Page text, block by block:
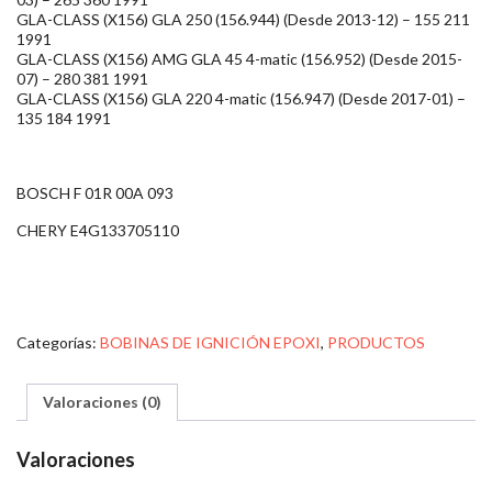
GLA-CLASS (X156) GLA 250 (156.944) (Desde 2013-12) – 155 211
1991
GLA-CLASS (X156) AMG GLA 45 4-matic (156.952) (Desde 2015-
07) – 280 381 1991
GLA-CLASS (X156) GLA 220 4-matic (156.947) (Desde 2017-01) –
135 184 1991
BOSCH F 01R 00A 093
CHERY E4G133705110
Categorías: BOBINAS DE IGNICIÓN EPOXI, PRODUCTOS
Valoraciones (0)
Valoraciones